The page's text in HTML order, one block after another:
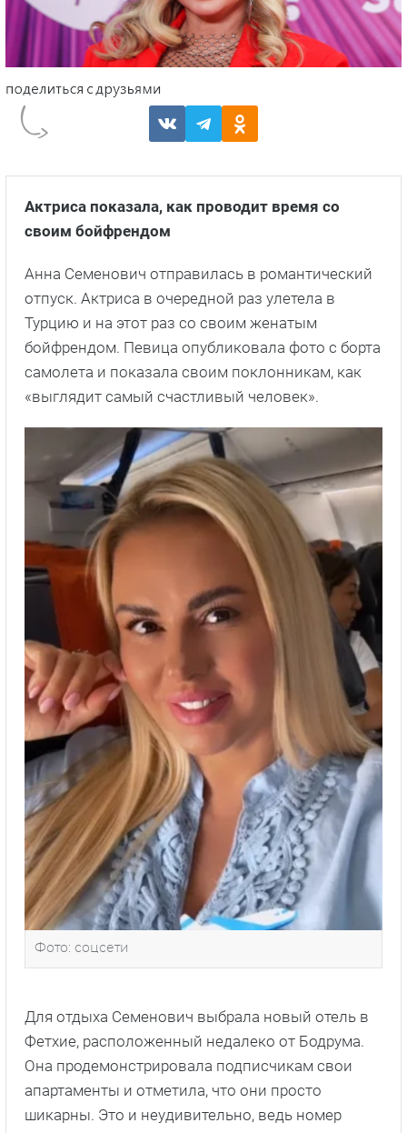
Актриса показала, как проводит время со
своим бойфрендом
Анна Семенович отправилась в романтический
отпуск. Актриса в очередной раз улетела в
Турцию и на этот раз со своим женатым
бойфрендом. Певица опубликовала фото с борта
самолета и показала своим поклонникам, как
«выглядит самый счастливый человек».
Фото: соцсети
Для отдыха Семенович выбрала новый отель в
Фетхие, расположенный недалеко от Бодрума.
Она продемонстрировала подписчикам свои
апартаменты и отметила, что они просто
шикарны. Это и неудивительно, ведь номер